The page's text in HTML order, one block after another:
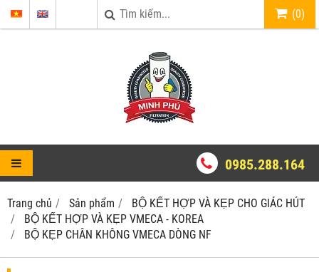
(0)
0985.288.164
Trang chủ Sản phẩm
BỘ KẾT HỢP VÀ KẸP CHO GIÁC HÚT
BỘ KẾT HỢP VÀ KẸP VMECA - KOREA
BỘ KẸP CHÂN KHÔNG VMECA DÒNG NF